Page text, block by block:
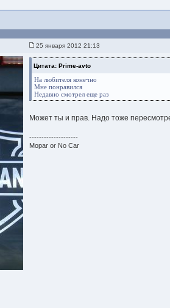
25 января 2012 21:13
Цитата: Prime-avto
На любителя конечно
Мне понравился
Недавно смотрел еще раз
Может ты и прав. Надо тоже
--------------------
Mopar or No Car